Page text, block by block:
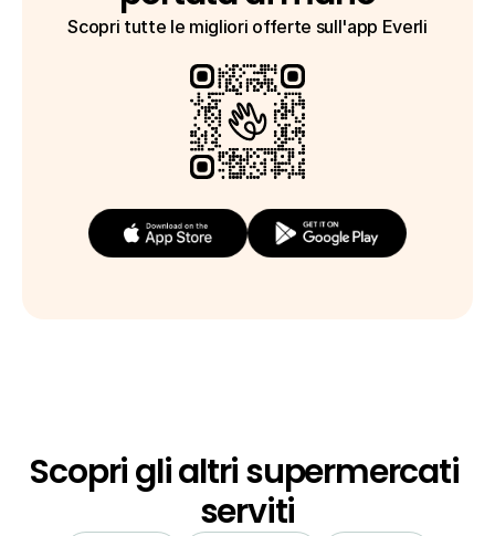
Scopri tutte le migliori offerte sull'app Everli
Scopri gli altri supermercati
serviti